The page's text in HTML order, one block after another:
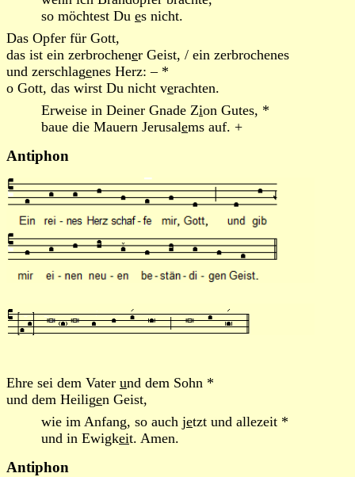
so möchtest Du es nicht.
Das Opfer für Gott,
das ist ein zerbrochener Geist, / ein zerbrochenes
und zerschlagenes Herz: – *
o Gott, das wirst Du nicht verachten.
Erweise in Deiner Gnade Zion Gutes, *
baue die Mauern Jerusalems auf. +
Antiphon
Ehre sei dem Vater und dem Sohn *
und dem Heiligen Geist,
wie im Anfang, so auch jetzt und allezeit *
und in Ewigkeit. Amen.
Antiphon